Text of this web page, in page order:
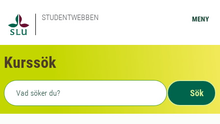
STUDENTWEBBEN MENY
Kurssök
Fritext sökning
Sök